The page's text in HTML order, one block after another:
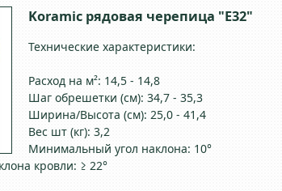
Koramic рядовая черепица "E32"
Технические характеристики:
Расход на м²: 14,5 - 14,8
Шаг обрешетки (см): 34,7 - 35,3
Ширина/Высота (см): 25,0 - 41,4
Вес шт (кг): 3,2
Минимальный угол наклона: 10°
кровли: ≥ 22°